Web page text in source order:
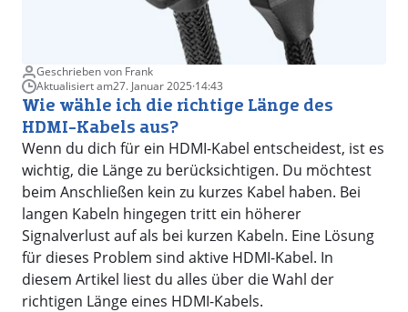
Geschrieben von Frank
Aktualisiert am27. Januar 2025·14:43
Wie wähle ich die richtige Länge des
HDMI-Kabels aus?
Wenn du dich für ein HDMI-Kabel entscheidest, ist es
wichtig, die Länge zu berücksichtigen. Du möchtest
beim Anschließen kein zu kurzes Kabel haben. Bei
langen Kabeln hingegen tritt ein höherer
Signalverlust auf als bei kurzen Kabeln. Eine Lösung
für dieses Problem sind aktive HDMI-Kabel. In
diesem Artikel liest du alles über die Wahl der
richtigen Länge eines HDMI-Kabels.